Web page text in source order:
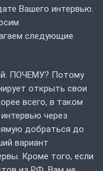
Вашего интервью.
следующие
ПОЧЕМУ? Потому
открыть свои
всего, в таком
через
добраться до
вариант
Кроме того, если